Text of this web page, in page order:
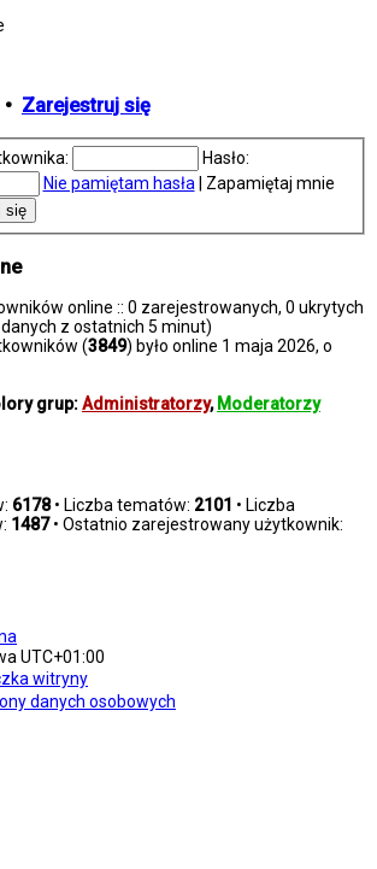
• Zarejestruj się
Hasło:
Nie pamiętam hasła
Zapamiętaj mnie
online :: 0 zarejestrowanych, 0 ukrytych
z ostatnich 5 minut)
(3849) było online 1 maja 2026, o
grup:Administratorzy, Moderatorzy
6178• Liczba tematów: 2101 • Liczba
1487• Ostatnio zarejestrowany użytkownik:
UTC+01:00
witryny
danych osobowych